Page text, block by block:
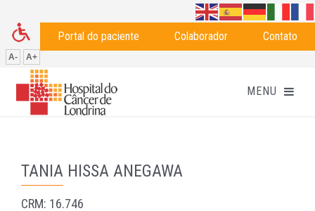
Portal do paciente Colaborador Contato
A- A+
TANIA HISSA ANEGAWA
CRM: 16.746